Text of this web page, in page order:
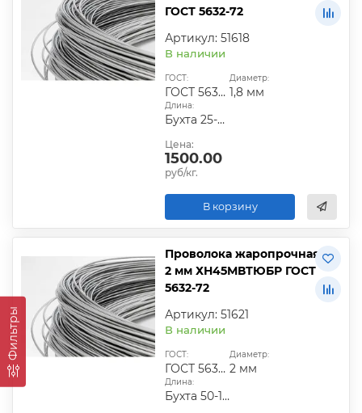
Фильтры
ГОСТ 5632-72
Артикул: 51618
В наличии
ГОСТ:
ГОСТ 5632-72
Диаметр:
1,8 мм
Длина:
Бухта 25-50 кг
Цена:
1500.00
руб/кг.
В корзину
Проволока жаропрочная
2 мм ХН45МВТЮБР ГОСТ
5632-72
Артикул: 51621
В наличии
ГОСТ:
ГОСТ 5632-72
Диаметр:
2 мм
Длина:
Бухта 50-100 кг